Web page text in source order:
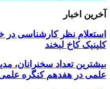
آخرین اخبار
استعلام نظر کارشناسی در
کلینیک کاخ لبخند
بیشترین تعداد سخنرانان،
علمی در هفدهم کنگره علمی